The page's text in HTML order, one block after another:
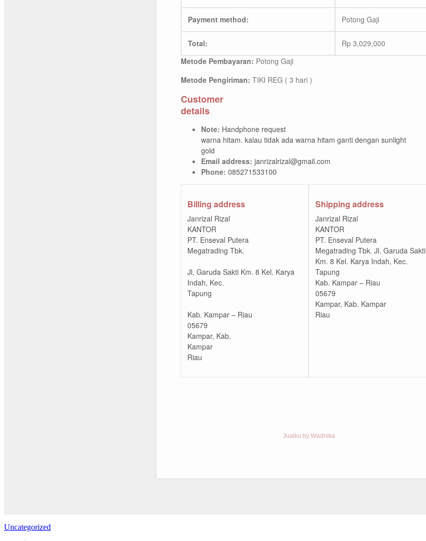
Payment method: Potong Gaji
Total: Rp 3,029,000
Metode Pembayaran: Potong Gaji
Metode Pengiriman: TIKI REG ( 3 hari )
Customer
details
Note: Handphone request
warna hitam. kalau tidak ada warna hitam ganti dengan sunlight
gold
Email address: janrizalrizal@gmail.com
Phone: 085271533100
Billing address
Janrizal Rizal
KANTOR
PT. Enseval Putera
Megatrading Tbk.
Jl. Garuda Sakti Km. 8 Kel. Karya
Indah, Kec.
Tapung
Kab. Kampar – Riau
05679
Kampar, Kab.
Kampar
Riau
Shipping address
Janrizal Rizal
KANTOR
PT. Enseval Putera
Megatrading Tbk. Jl. Garuda Sakti
Km. 8 Kel. Karya Indah, Kec.
Tapung
Kab. Kampar – Riau
05679
Kampar, Kab. Kampar
Riau
Jualku by Wadhika
Uncategorized